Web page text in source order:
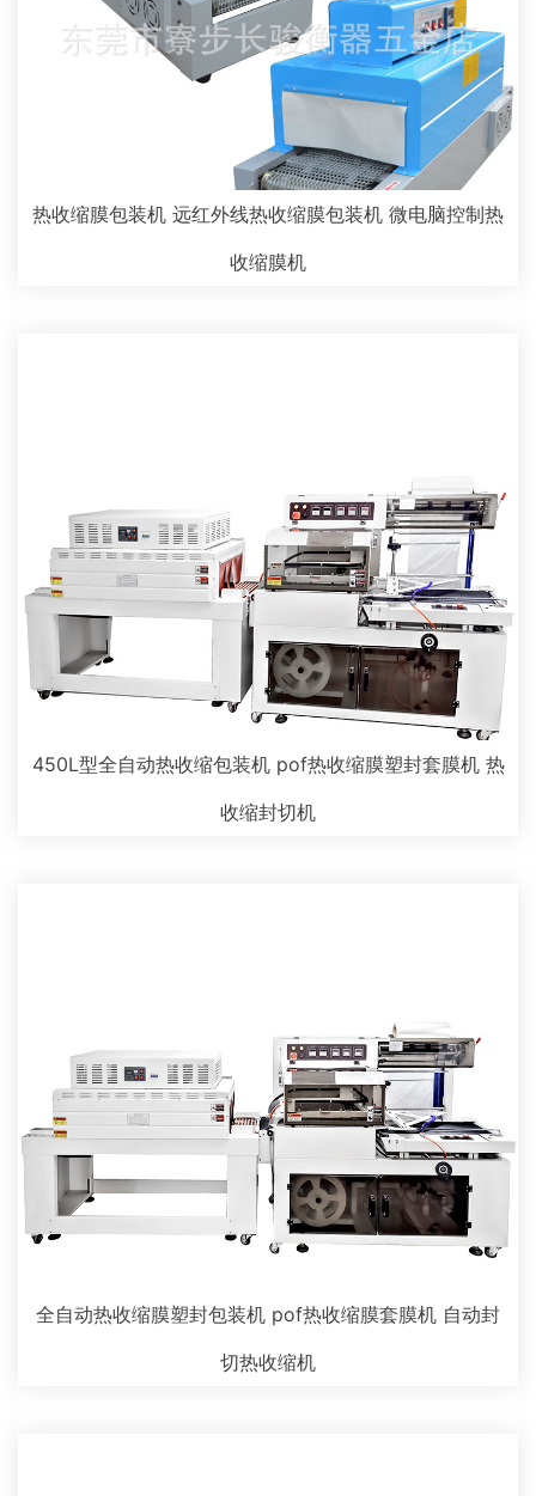
热收缩膜包装机 远红外线热收缩膜包装机 微电脑控制热
收缩膜机
450L型全自动热收缩包装机 pof热收缩膜塑封套膜机 热
收缩封切机
全自动热收缩膜塑封包装机 pof热收缩膜套膜机 自动封
切热收缩机